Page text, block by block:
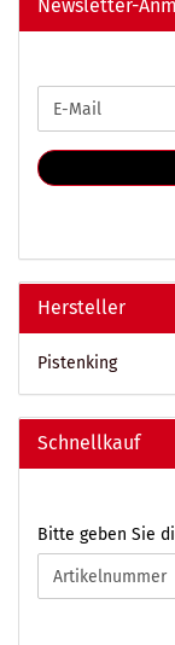
Newsletter-
ZUR
ANMELDUNG
E-
Mail
Hersteller
Pistenking
Schnellkauf
BITTE
GEBEN
SIE
DIE
Bitte geben Sie